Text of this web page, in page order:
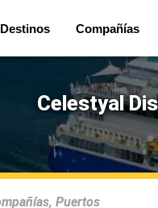
Destinos Compañías
Celestyal